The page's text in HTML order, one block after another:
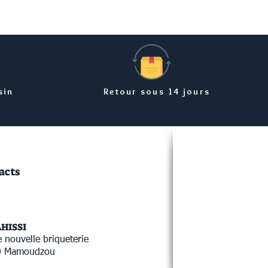
Retour sous 14 jours
nouvelle briqueterie
Mamoudzou